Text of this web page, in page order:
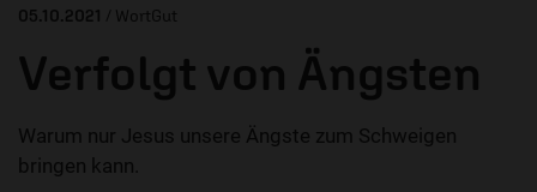
05.10.2021 / WortGut
Verfolgt von Ängsten
Warum nur Jesus unsere Ängste zum Schweigen
bringen kann.